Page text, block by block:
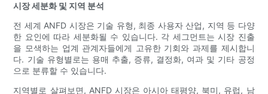
시장 세분화 및 지역 분석
전 세계 ANFD 시장은 기술 유형, 최종 사용자 산업, 지역 등 다양
한 요인에 따라 세분화될 수 있습니다. 각 세그먼트는 시장 진출
을 모색하는 업계 관계자들에게 고유한 기회와 과제를 제시합니
다. 기술 유형별로는 용매 추출, 증류, 결정화, 여과 및 기타 공정
으로 분류할 수 있습니다.
지역별로 살펴보면, ANFD 시장은 아시아 태평양, 북미, 유럽, 남